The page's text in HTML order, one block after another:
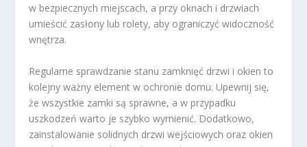
w bezpiecznych miejscach, a przy oknach i drzwiach
umieścić zasłony lub rolety, aby ograniczyć widoczność
wnętrza.
Regularne sprawdzanie stanu zamknięć drzwi i okien to
kolejny ważny element w ochronie domu. Upewnij się,
że wszystkie zamki są sprawne, a w przypadku
uszkodzeń warto je szybko wymienić. Dodatkowo,
zainstalowanie solidnych drzwi wejściowych oraz okien